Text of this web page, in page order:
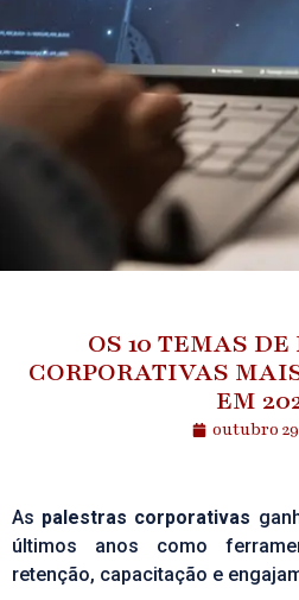
OS 10 TEMAS
CORPORATIVAS
EM
outubro
As palestras corporativas
últimos anos como
retenção, capacitação e